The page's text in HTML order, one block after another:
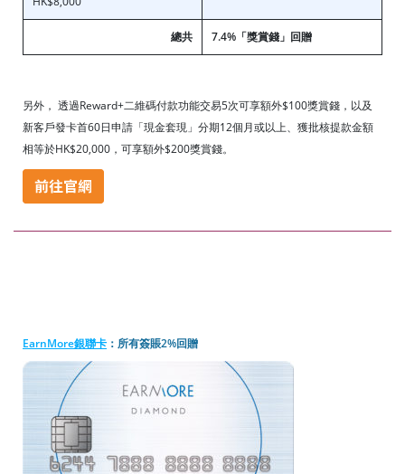
總共 7.4%「獎賞錢」回贈
另外， 透過Reward+二維碼付款功能交易5次可享額外$100獎賞錢，以及
新客戶發卡首60日申請「現金套現」分期12個月或以上、獲批核提款金額
相等於HK$20,000，可享額外$200獎賞錢。
EarnMore銀聯卡 ：所有簽賬2%回贈